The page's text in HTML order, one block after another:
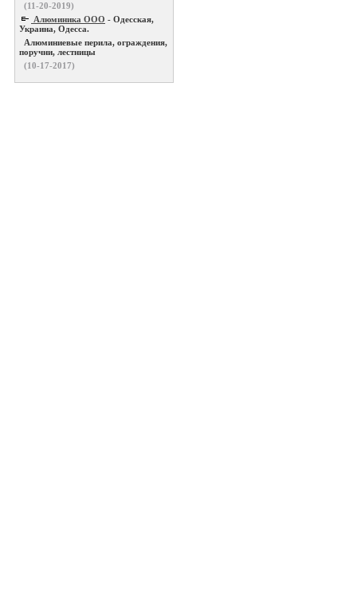
(11-20-2019)
Алюминика ООО - Одесская,
Украина, Одесса.
Алюминиевые перила, ограждения,
поручни, лестницы
(10-17-2017)